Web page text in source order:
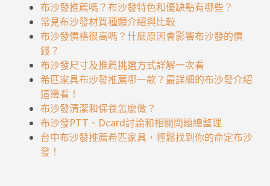
布沙發推薦嗎？布沙發特色和優缺點有哪些？
常見布沙發材質種類介紹與比較
布沙發價格很高嗎？什麼原因會影響布沙發的價
錢？
布沙發尺寸及推薦挑選方式詳解一次看
希匹家具布沙發推薦哪一款？最詳細的布沙發介紹
這邊看！
布沙發清潔和保養怎麼做？
布沙發PTT、Dcard討論和相關問題總整理
台中布沙發推薦希匹家具，輕鬆找到你的命定布沙
發！